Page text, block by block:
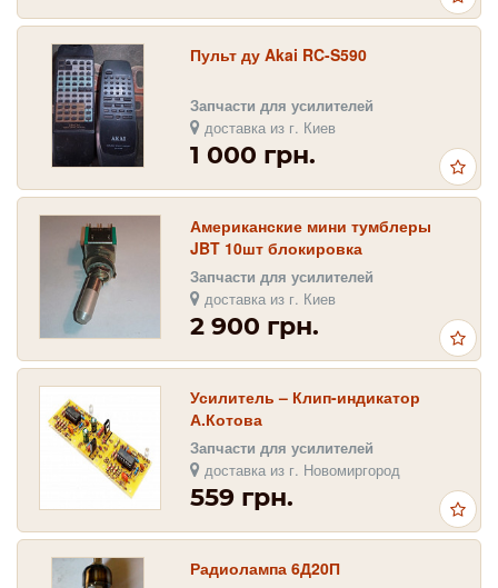
Пульт ду Akai RC-S590
Запчасти для усилителей
доставка из г. Киев
1 000 грн.
Американские мини тумблеры
JBT 10шт блокировка
пеореключения
Запчасти для усилителей
доставка из г. Киев
2 900 грн.
Усилитель – Клип-индикатор
А.Котова
Запчасти для усилителей
доставка из г. Новомиргород
559 грн.
Радиолампа 6Д20П